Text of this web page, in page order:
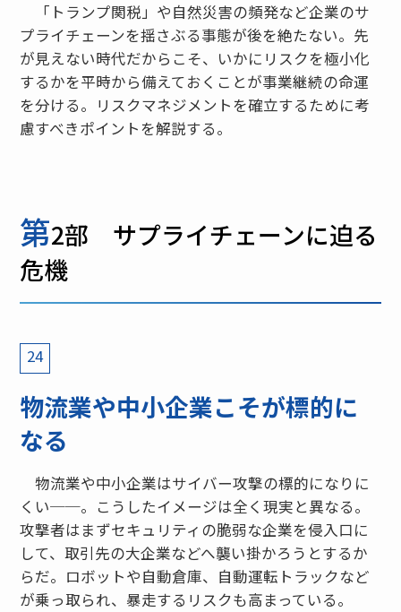
「トランプ関税」や自然災害の頻発など企業のサ
プライチェーンを揺さぶる事態が後を絶たない。先
が見えない時代だからこそ、いかにリスクを極小化
するかを平時から備えておくことが事業継続の命運
を分ける。リスクマネジメントを確立するために考
慮すべきポイントを解説する。
第2部 サプライチェーンに迫る
危機
24
物流業や中小企業こそが標的に
なる
物流業や中小企業はサイバー攻撃の標的になりに
くい──。こうしたイメージは全く現実と異なる。
攻撃者はまずセキュリティの脆弱な企業を侵入口に
して、取引先の大企業などへ襲い掛かろうとするか
らだ。ロボットや自動倉庫、自動運転トラックなど
が乗っ取られ、暴走するリスクも高まっている。